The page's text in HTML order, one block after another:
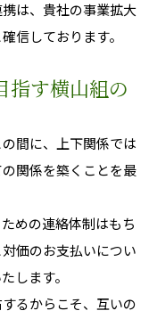
は、貴社の事業拡大
信しております。
指す横山組の
間に、上下関係では
関係を築くことを最
めの連絡体制はもち
価のお支払いについ
します。
るからこそ、互いの